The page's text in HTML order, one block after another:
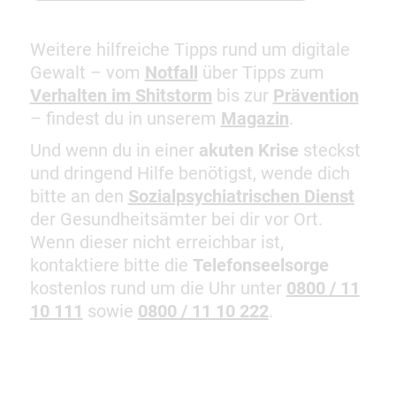
Weitere hilfreiche Tipps rund um digitale
Gewalt – vom Notfall über Tipps zum
Verhalten im Shitstorm bis zur Prävention
– findest du in unserem Magazin.
Und wenn du in einer akuten Krise steckst
und dringend Hilfe benötigst, wende dich
bitte an den Sozialpsychiatrischen Dienst
der Gesundheitsämter bei dir vor Ort.
Wenn dieser nicht erreichbar ist,
kontaktiere bitte die Telefonseelsorge
kostenlos rund um die Uhr unter 0800 / 11
10 111 sowie 0800 / 11 10 222.